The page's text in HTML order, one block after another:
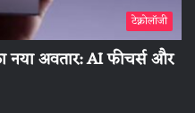
टेक्नोलॉजी
नया अवतार: AI फीचर्स और